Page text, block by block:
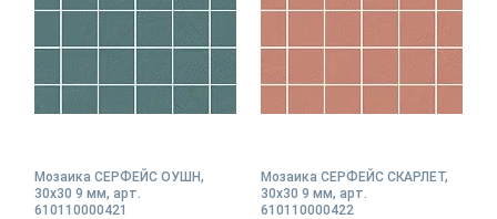
Мозаика СЕРФЕЙС ОУШН,
30x30 9 мм, арт.
610110000421
Мозаика СЕРФЕЙС СКАРЛЕТ,
30x30 9 мм, арт.
610110000422